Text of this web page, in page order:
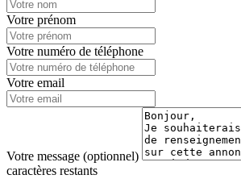
Votre prénom
Votre numéro de téléphone
Votre email
Votre message (optionnel)
caractères restants